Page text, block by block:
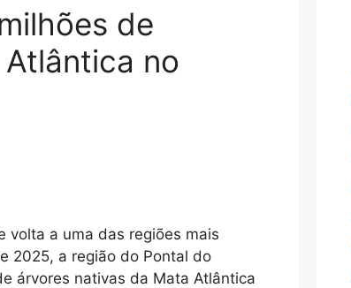
de
no
volta a uma das regiões mais
2025, a região do Pontal do
árvores nativas da Mata Atlântica